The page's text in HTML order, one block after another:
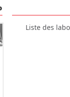
Liste des